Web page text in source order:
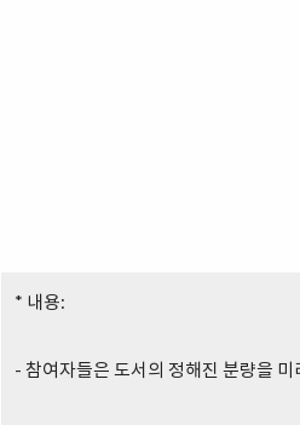
* 내용:
- 참여자들은 도서의 정해진 분량을